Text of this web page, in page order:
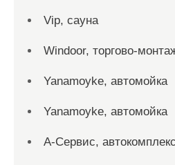
Vip, сауна
Windoor, торгово-
Yanamoyke, автомойка
Yanamoyke, автомойка
А-Сервис, автокомплекс